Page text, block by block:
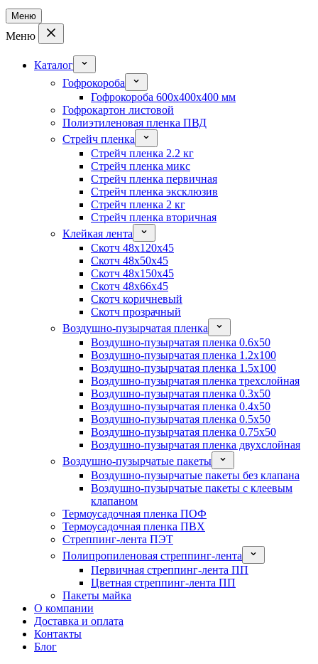
Меню
Меню
Каталог
Гофрокороба
Гофрокороба 600x400x400 мм
Гофрокартон листовой
Полиэтиленовая пленка ПВД
Стрейч пленка
Стрейч пленка 2.2 кг
Стрейч пленка микс
Стрейч пленка первичная
Стрейч пленка эксклюзив
Стрейч пленка 2 кг
Стрейч пленка вторичная
Клейкая лента
Скотч 48x120x45
Скотч 48x50x45
Скотч 48x150x45
Скотч 48x66x45
Скотч коричневый
Скотч прозрачный
Воздушно-пузырчатая пленка
Воздушно-пузырчатая пленка 0.6x50
Воздушно-пузырчатая пленка 1.2x100
Воздушно-пузырчатая пленка 1.5x100
Воздушно-пузырчатая пленка трехслойная
Воздушно-пузырчатая пленка 0.3x50
Воздушно-пузырчатая пленка 0.4x50
Воздушно-пузырчатая пленка 0.5x50
Воздушно-пузырчатая пленка 0.75x50
Воздушно-пузырчатая пленка двухслойная
Воздушно-пузырчатые пакеты
Воздушно-пузырчатые пакеты без клапана
Воздушно-пузырчатые пакеты с клеевым
клапаном
Термоусадочная пленка ПОФ
Термоусадочная пленка ПВХ
Стреппинг-лента ПЭТ
Полипропиленовая стреппинг-лента
Первичная стреппинг-лента ПП
Цветная стреппинг-лента ПП
Пакеты майка
О компании
Доставка и оплата
Контакты
Блог